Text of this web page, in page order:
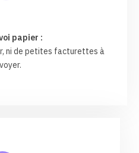
papier :
ni de petites facturettes à